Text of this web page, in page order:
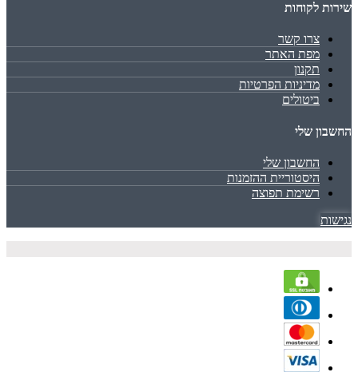
שירות לקוחות
צרו קשר
מפת האתר
תקנון
מדיניות הפרטיות
ביטולים
החשבון שלי
החשבון שלי
היסטוריית ההזמנות
רשימת תפוצה
נגישות